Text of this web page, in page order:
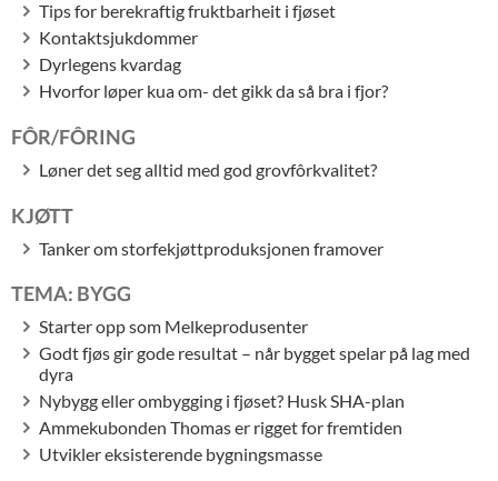
Tips for berekraftig fruktbarheit i fjøset
Kontaktsjukdommer
Dyrlegens kvardag
Hvorfor løper kua om- det gikk da så bra i fjor?
FÔR/FÔRING
Løner det seg alltid med god grovfôrkvalitet?
KJØTT
Tanker om storfekjøttproduksjonen framover
TEMA: BYGG
Starter opp som Melkeprodusenter
Godt fjøs gir gode resultat – når bygget spelar på lag med
dyra
Nybygg eller ombygging i fjøset? Husk SHA-plan
Ammekubonden Thomas er rigget for fremtiden
Utvikler eksisterende bygningsmasse